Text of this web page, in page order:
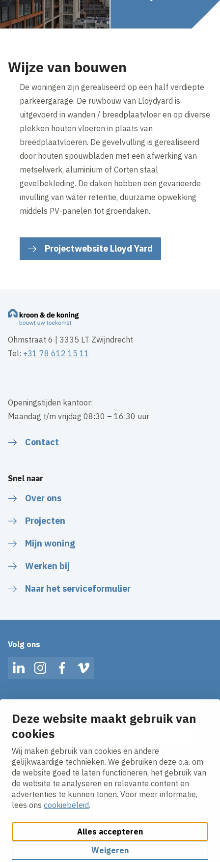
Deze website maakt gebruik van
cookies
Wij maken gebruik van cookies en andere
gelijkwaardige technieken. We gebruiken deze o.a. om
de website goed te laten functioneren, het gebruik van
de website te analyseren en relevante content en
advertenties te kunnen tonen. Voor meer informatie,
lees ons cookiebeleid.
Alles accepteren
Weigeren
Wijze van bouwen
De woningen zijn gerealiseerd op een half verdiepte
parkeergarage. De ruwbouw van Lloydyard is
uitgevoerd in wanden / breedplaatvloer en op diverse
plekken houten vloeren in plaats van
breedplaatvloeren. De gevelvulling is gerealiseerd
door houten spouwbladen met een afwerking van
metselwerk, aluminium of Corten staal
gevelbekleding. De daken hebben een gevarieerde
invulling van water retentie, duurzame opwekking
middels PV-panelen tot groendaken.
Projectwebsite Lloyd Yard
Ohmstraat 6 | 3335 LT Zwijndrecht
Tel: +31 78 612 15 11
Openingstijden kantoor:
Maandag t/m vrijdag 08:30 – 16:30 uur
Contact
Snel naar
Over ons
Projecten
Mijn woning
Werken bij
Naar het serviceformulier
Volg ons
LinkedInInstagramFacebookVimeo
Ontvang onze nieuws alerts in je mailbox!
E-mailadres
Ik ga akkoord met hetprivacy statement.
Cookies aanpassenCookie beleidPrivacy policy
Algemene inkoopvoorwaarden